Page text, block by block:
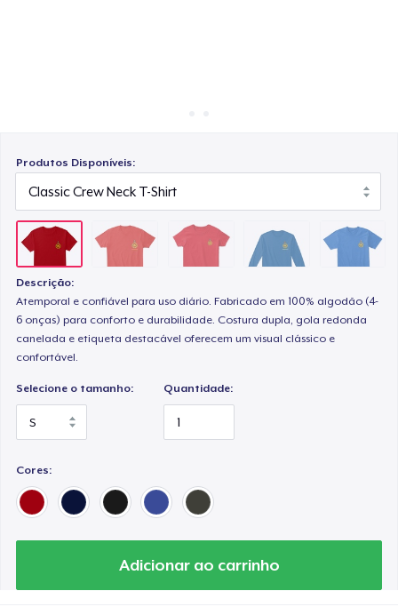
Produtos Disponíveis:
Descrição:
Atemporal e confiável para uso diário. Fabricado em 100% algodão (4-
6 onças) para conforto e durabilidade. Costura dupla, gola redonda
canelada e etiqueta destacável oferecem um visual clássico e
confortável.
Selecione o tamanho: Quantidade:
Cores:
Adicionar ao carrinho